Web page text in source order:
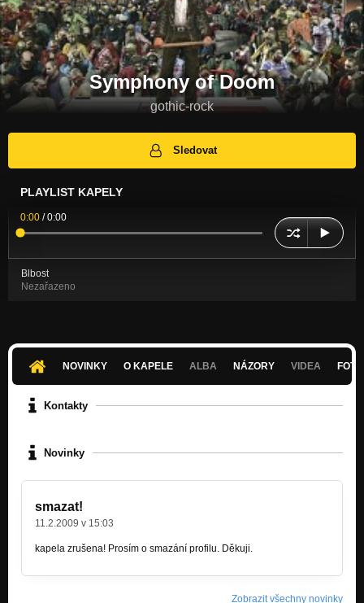
Symphony of Doom
gothic-rock
Sledovat
PLAYLIST KAPELY
0:00 /0:00
Blbost
Nezařazeno
NOVINKY O KAPELE ALBA NÁZORY VIDEA
Kontakty
Novinky
smazat!
11.2.2009 v 15:03
kapela zrušena! Prosím o smazání profilu. Děkuji.
Zobrazit všechny novinky